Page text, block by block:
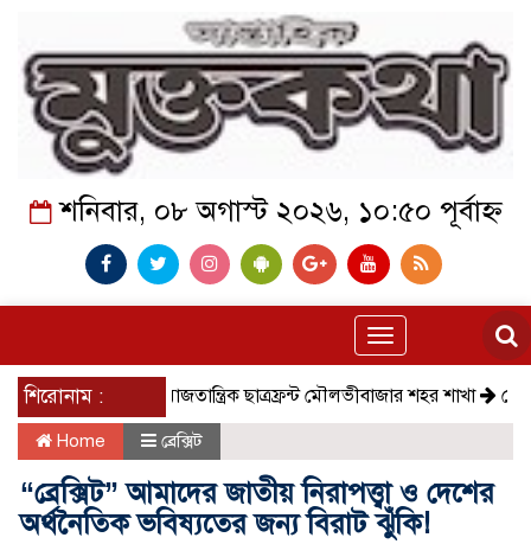
শনিবার, ০৮ অগাস্ট ২০২৬, ১০:৫০ পূর্বাহ্ন
Toggle
navigation
শিরোনাম :
সমাজতান্ত্রিক ছাত্রফ্রন্ট মৌলভীবাজার শহর শাখা কেমন আছে
Home ব্রেক্সিট
“ব্রেক্সিট” আমাদের জাতীয় নিরাপত্ত্বা ও দেশের
অর্থনৈতিক ভবিষ্যতের জন্য বিরাট ঝুঁকি!